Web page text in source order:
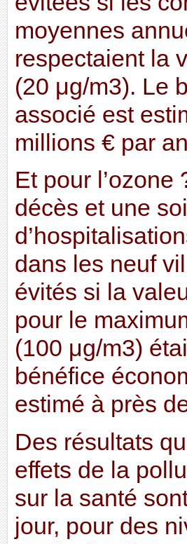
moyennes
respectaient la
(20 μg/m3). Le
associé est
millions € par
Et pour
décès et une
dans les neuf
évités si la
pour le
(100 μg/m3)
bénéfice
estimé à près
Des résultats
effets de la
sur la santé
jour, pour des